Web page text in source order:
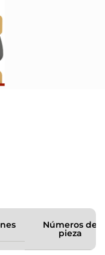
Números de
pieza